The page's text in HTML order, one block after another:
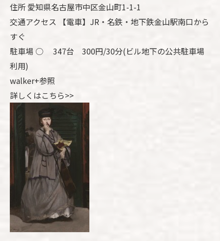
住所 愛知県名古屋市中区金山町1-1-1
交通アクセス 【電車】JR・名鉄・地下鉄金山駅南口から
すぐ
駐車場 ○ 347台 300円/30分(ビル地下の公共駐車場
利用)
walker+参照
詳しくはこちら>>